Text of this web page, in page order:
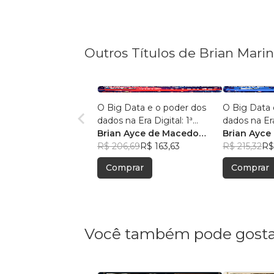
Outros Títulos de Brian
O Big Data e o poder dos
dados na Era Digital: 1ª
Edição.
Brian Ayce de Macedo
Marinho
R$ 206,69R$ 163,63
Comprar
O Big Data
dados na
Edição:
Brian
Marinho
R$ 215,32
Comprar
Você também pode